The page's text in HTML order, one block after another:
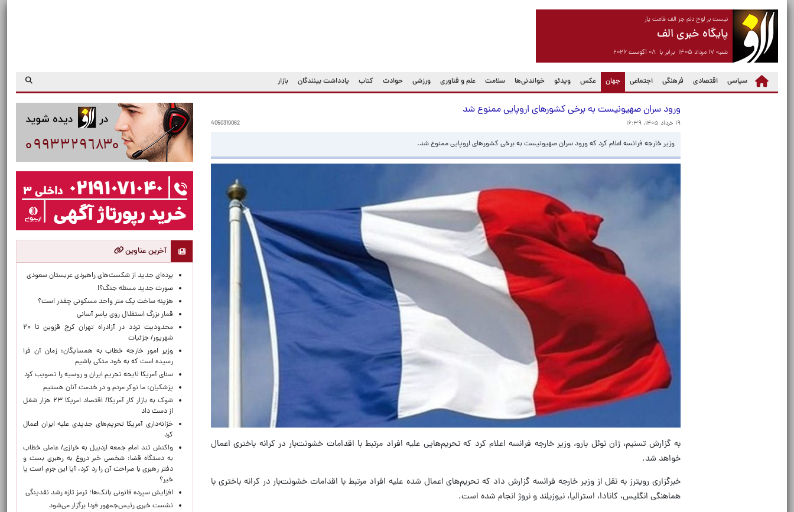
نیست بر لوح دلم جز الف قامت یار
پایگاه خبری الف
شنبه ۱۷ مرداد ۱۴۰۵ برابر با ۰۸ آگوست ۲۰۲۶
سیاسی اقتصادی فرهنگی اجتماعی جهان
(current) عکس ویدئو خواندنی‌ها سلامت علم و فناوری ورزشی حوادث کتاب یادداشت بینندگان بازار
ورود سران صهیونیست به برخی‌ کشورهای اروپایی ممنوع شد
۱۹ خرداد ۱۴۰۵، ۱۶:۳۹ 4050319062
وزیر خارجه فرانسه اعلام کرد که ورود سران صهیونیست به برخی کشورهای اروپایی ممنوع شد.
به گزارش تسنیم، ژان نوئل بارو، وزیر خارجه فرانسه اعلام کرد که تحریم‌هایی علیه افراد مرتبط با اقدامات خشونت‌بار در کرانه باختری اعمال
خواهد شد.
خبرگزاری رویترز به نقل از وزیر خارجه فرانسه گزارش داد که تحریم‌های اعمال شده علیه افراد مرتبط با اقدامات خشونت‌بار در کرانه باختری با
هماهنگی انگلیس، کانادا، استرالیا، نیوزیلند و نروژ انجام شده است.
آخرین عناوین
پرده‌ای جدید از شکست‌های راهبردی عربستان سعودی
صورت جدید مسئله جنگ؟!
هزینه ساخت یک متر واحد مسکونی چقدر است؟
قمار بزرگ استقلال روی یاسر آسانی
محدودیت تردد در آزادراه تهران کرج قزوین تا ۲۰
شهریور/ جزئیات
وزیر امور خارجه خطاب به همسایگان: زمان آن فرا
رسیده است که به خود متکی باشیم
سنای آمریکا لایحه تحریم ایران و روسیه را تصویب کرد
پزشکیان: ما نوکر مردم و در خدمت آنان هستیم
شوک به بازار کار آمریکا/ اقتصاد امریکا ۲۳ هزار شغل
از دست داد
خزانه‌داری آمریکا تحریم‌های جدیدی علیه ایران اعمال
کرد
واکنش تند امام جمعه اردبیل به خرازی/ عاملی خطاب
به دستگاه قضا: شخصی خبر دروغ به رهبری بست و
دفتر رهبری با صراحت آن را رد کرد، آیا این جرم است یا
خیر؟
افزایش سپرده قانونی بانک‌ها؛ ترمز تازه رشد نقدینگی
نشست خبری رئیس‌جمهور فردا برگزار می‌شود